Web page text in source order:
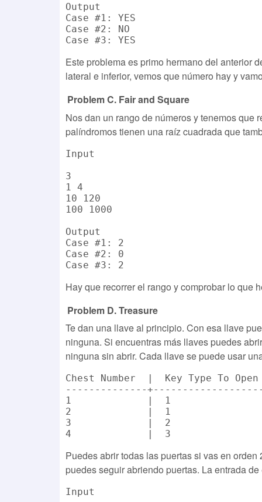
Output
Case #1: YES
Case #2: NO
Este problema es primo hermano del anterior
lateral e inferior, vemos que número hay y
Problem C. Fair and Square
Nos dan un rango de números y tenemos que
palíndromos tienen una raíz cuadrada que
Input
3
1 4
10 120
100 1000
Output
Case #1: 2
Case #2: 0
Hay que recorrer el rango y comprobar lo que
Problem D. Treasure
Te dan una llave al principio. Con esa llave
ninguna. Si encuentras más llaves puedes
ninguna sin abrir. Cada llave se puede usar
Chest Number  |  Key Type To
--------------
1             |  1
2             |  1
3             |  2
Puedes abrir todas las puertas si vas en
puedes seguir abriendo puertas. La entrada
Input